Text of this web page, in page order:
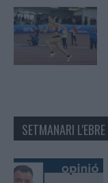
SETMANARI L'EBRE